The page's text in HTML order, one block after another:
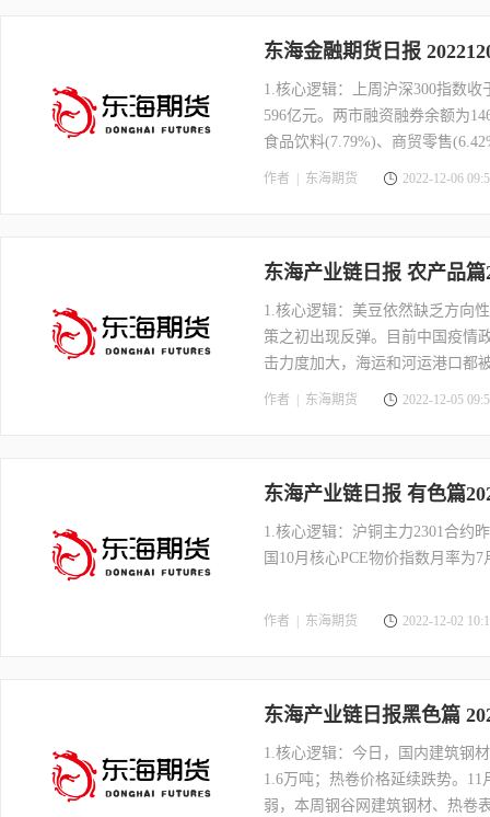
东海金融期货日报
1.核心逻辑：上周沪深300指数收
596亿元。两市融资融券余额为
食品饮料(7.79%)、商贸零售
(0.47%)、钢铁(0.08%)、电力及
作者 | 东海期货 2022-12-06
东海产业链日报 农产品
1.核心逻辑：美豆依然缺乏方向
策之初出现反弹。目前中国疫情
击力度加大，海运和河运港口都
也有所提振。后期美豆油支撑减
作者 | 东海期货 2022-12-05
东海产业链日报 有色篇
1.核心逻辑：沪铜主力2301合约
国10月核心PCE物价指数月率为
作者 | 东海期货 2022-12-02
东海产业链日报黑色篇
1.核心逻辑：今日，国内建筑钢
1.6万吨；热卷价格延续跌势。
弱，本周钢谷网建筑钢材、热卷